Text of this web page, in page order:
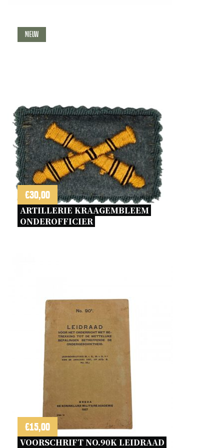
Nieuw
€30,00
ARTILLERIE KRAAGEMBLEEM
ONDEROFFICIER
€15,00
VOORSCHRIFT NO.90K LEIDRAAD